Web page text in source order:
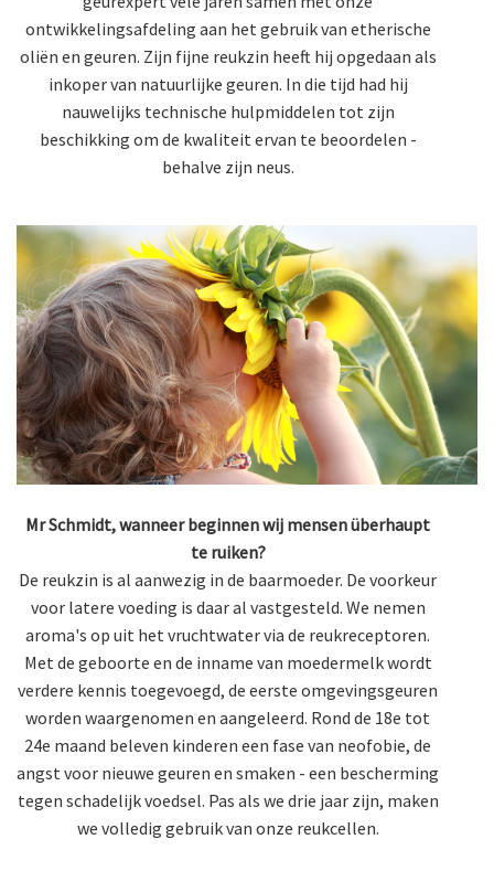
ontwikkelingsafdeling aan het gebruik van etherische
oliën en geuren. Zijn fijne reukzin heeft hij opgedaan als
inkoper van natuurlijke geuren. In die tijd had hij
nauwelijks technische hulpmiddelen tot zijn
beschikking om de kwaliteit ervan te beoordelen -
behalve zijn neus.
Mr Schmidt, wanneer beginnen wij mensen überhaupt
te ruiken?
De reukzin is al aanwezig in de baarmoeder. De voorkeur
voor latere voeding is daar al vastgesteld. We nemen
aroma's op uit het vruchtwater via de reukreceptoren.
Met de geboorte en de inname van moedermelk wordt
verdere kennis toegevoegd, de eerste omgevingsgeuren
worden waargenomen en aangeleerd. Rond de 18e tot
24e maand beleven kinderen een fase van neofobie, de
angst voor nieuwe geuren en smaken - een bescherming
tegen schadelijk voedsel. Pas als we drie jaar zijn, maken
we volledig gebruik van onze reukcellen.